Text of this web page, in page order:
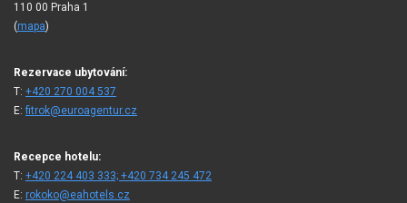
110 00 Praha 1
(mapa)
Rezervace ubytování:
T: +420 270 004 537
E:fitrok@euroagentur.cz
Recepce hotelu:
T: +420 224 403 333; +420 734 245 472
E: rokoko@eahotels.cz